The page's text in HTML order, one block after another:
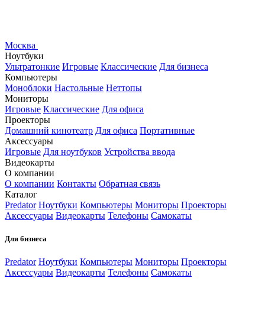
Москва
Ноутбуки
Ультратонкие Игровые Классические Для бизнеса
Компьютеры
Моноблоки Настольные Неттопы
Мониторы
Игровые Классические Для офиса
Проекторы
Домашний кинотеатр Для офиса Портативные
Аксессуары
Игровые Для ноутбуков Устройства ввода
Видеокарты
О компании
О компании Контакты Обратная связь
Каталог
Predator Ноутбуки Компьютеры Мониторы Проекторы
Аксессуары Видеокарты Телефоны Самокаты
Для бизнеса
Predator Ноутбуки Компьютеры Мониторы Проекторы
Аксессуары Видеокарты Телефоны Самокаты